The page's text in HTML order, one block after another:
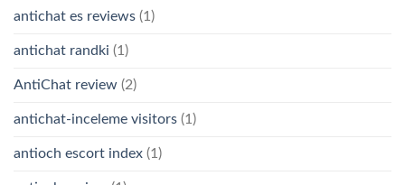
antichat es reviews (1)
antichat randki (1)
AntiChat review (2)
antichat-inceleme visitors (1)
antioch escort index (1)